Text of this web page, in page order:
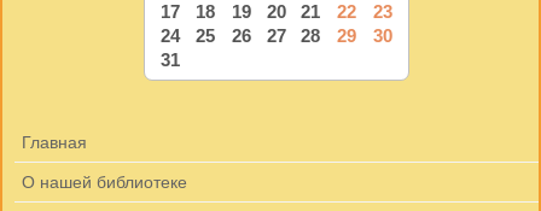
17
18 19 20 21 22
23
24
25 26 27 28 29
30
31
Главная
О нашей библиотеке